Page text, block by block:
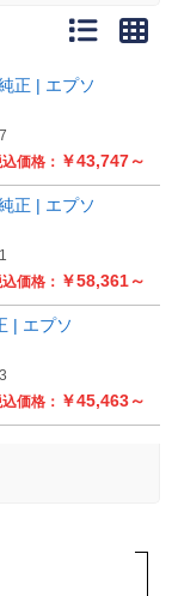
価格： ￥43,747～
正 | エプソ
価格： ￥58,361～
正 | エプソ
価格： ￥45,463～
| エプソ